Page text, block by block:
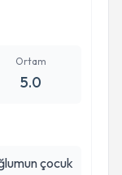
Ortam
5.0
çocuk